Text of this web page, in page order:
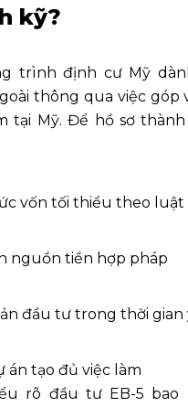
kỹ?
trình định cư Mỹ
thông qua việc góp
tại Mỹ. Để hồ sơ
vốn tối thiểu theo luật
nguồn tiền hợp pháp
đầu tư trong thời gian
án tạo đủ việc làm
rõ đầu tư EB-5 bao